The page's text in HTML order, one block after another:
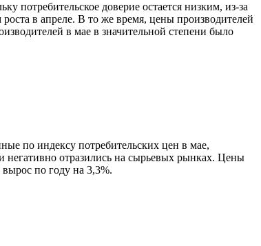
потребительское доверие остается низким, из-за
в апреле. В то же время, цены производителей
в мае в значительной степени было
по индексу потребительских цен в мае,
негативно отразились на сырьевых рынках. Цены
по году на 3,3%.